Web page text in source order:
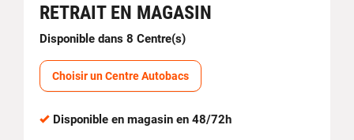
RETRAIT EN MAGASIN
Disponible dans 8 Centre(s)
Choisir un Centre Autobacs
Disponible en magasin en 48/72h